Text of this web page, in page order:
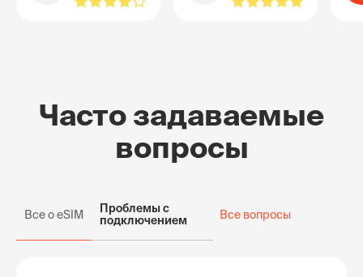
Часто задаваемые
вопросы
Все о eSIM
Проблемы с
подключением
Все вопросы